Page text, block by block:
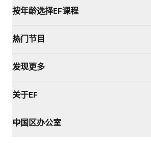
按年龄选择EF课程
热门节目
发现更多
关于EF
中国区办公室